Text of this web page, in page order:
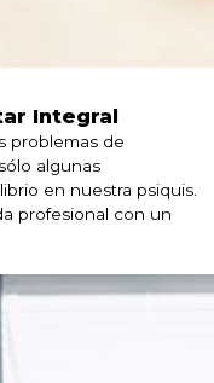
Integral
problemas de
algunas
en nuestra psiquis.
profesional con un